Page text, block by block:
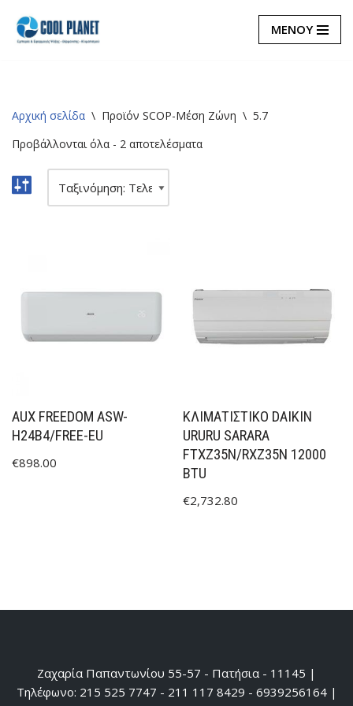
Μεταπηδήστε
ΜΕΝΟΥ
Αρχική σελίδα \ Προϊόν SCOP-Μέση Ζώνη \ 5.7
Προβάλλονται όλα - 2 αποτελέσματα
AUX FREEDOM ASW-
H24B4/FREE-EU
€898.00
ΚΛΙΜΑΤΙΣΤΙΚΟ DAIKIN
URURU SARARA
FTXZ35N/RXZ35N 12000
BTU
€2,732.80
Ζαχαρία Παπαντωνίου 55-57 - Πατήσια - 11145 |
Τηλέφωνο: 215 525 7747 - 211 117 8429 - 6939256164 |